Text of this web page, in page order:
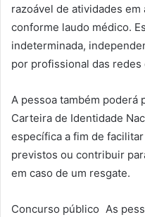
razoável de atividades
conforme laudo médico.
indeterminada,
por profissional das
A pessoa também poderá
Carteira de Identidade
específica a fim de
previstos ou contribuir
em caso de um resgate.
Concurso público As